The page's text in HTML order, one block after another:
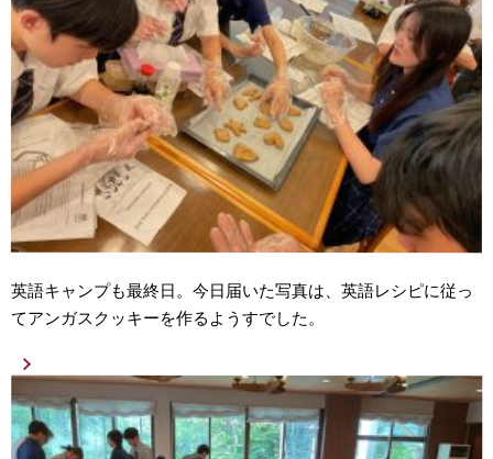
英語キャンプも最終日。今日届いた写真は、英語レシピに従っ
てアンガスクッキーを作るようすでした。